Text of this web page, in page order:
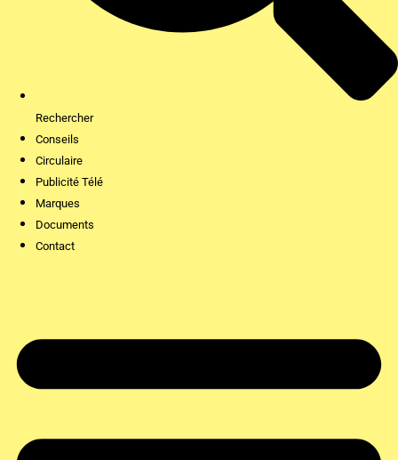
Rechercher
Conseils
Circulaire
Publicité Télé
Marques
Documents
Contact